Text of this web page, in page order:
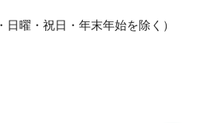
曜・祝日・年末年始を除く）